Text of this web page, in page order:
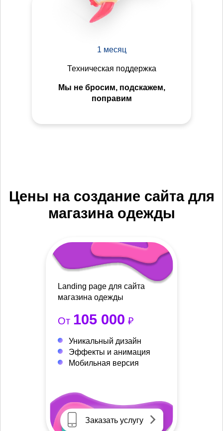
1 месяц
Техническая поддержка
Мы не бросим, подскажем,
поправим
Цены на создание сайта для
магазина одежды
Landing page для сайта
магазина одежды
От 105 000 ₽
Уникальный дизайн
Эффекты и анимация
Мобильная версия
Заказать услугу